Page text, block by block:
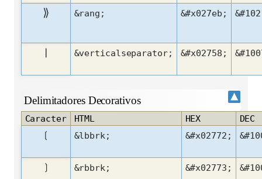
⟫ &rang; &#x027eb;
❘ &verticalseparator; &#x02758;
Delimitadores Decorativos
Caracter HTML HEX DEC
❲ &lbbrk; &#x02772;
❳ &rbbrk; &#x02773;